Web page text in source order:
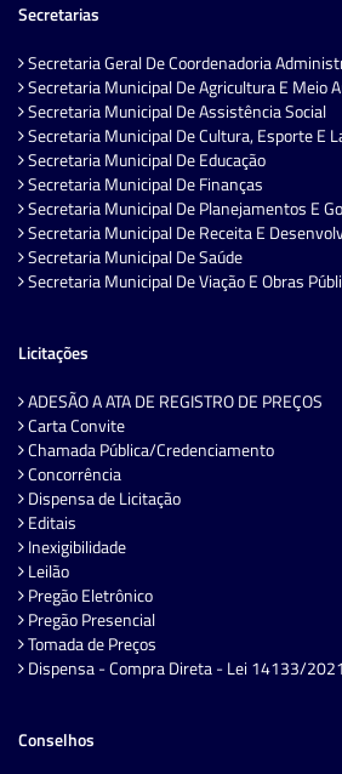
Secretarias
Secretaria Geral De Coordenadoria
Secretaria Municipal De Agricultura E Meio
Secretaria Municipal De Assistência Social
Secretaria Municipal De Cultura, Esporte E
Secretaria Municipal De Educação
Secretaria Municipal De Finanças
Secretaria Municipal De Planejamentos E
Secretaria Municipal De Receita E
Secretaria Municipal De Saúde
Secretaria Municipal De Viação E Obras
Licitações
ADESÃO A ATA DE REGISTRO DE PREÇOS
Carta Convite
Chamada Pública/Credenciamento
Concorrência
Dispensa de Licitação
Editais
Inexigibilidade
Leilão
Pregão Eletrônico
Pregão Presencial
Tomada de Preços
Dispensa - Compra Direta - Lei 14133/2021
Conselhos